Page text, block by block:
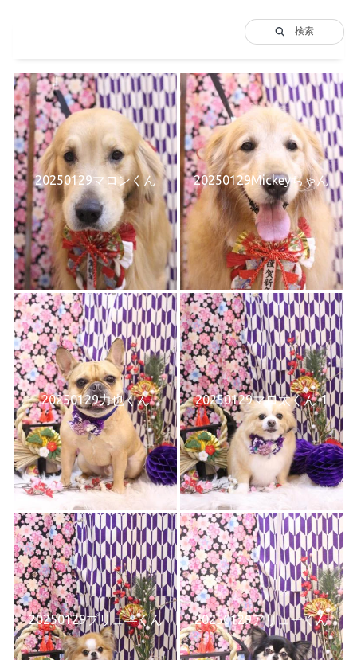
検索
20250129マロンくん 20250129Mickeyちゃん
20250129力也くん 20250129マロ太くん-1
20250129プリュ―くん 20250129アリューくん